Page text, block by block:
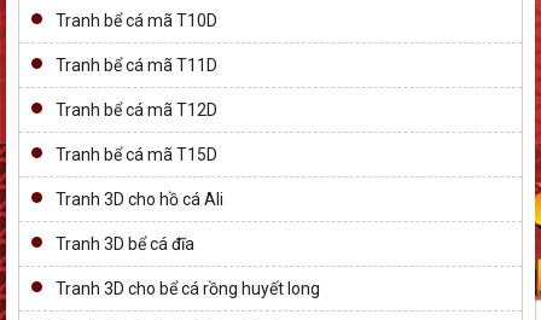
Tranh bể cá mã T10D
Tranh bể cá mã T11D
Tranh bể cá mã T12D
Tranh bể cá mã T15D
Tranh 3D cho hồ cá Ali
Tranh 3D bể cá đĩa
Tranh 3D cho bể cá rồng huyết long